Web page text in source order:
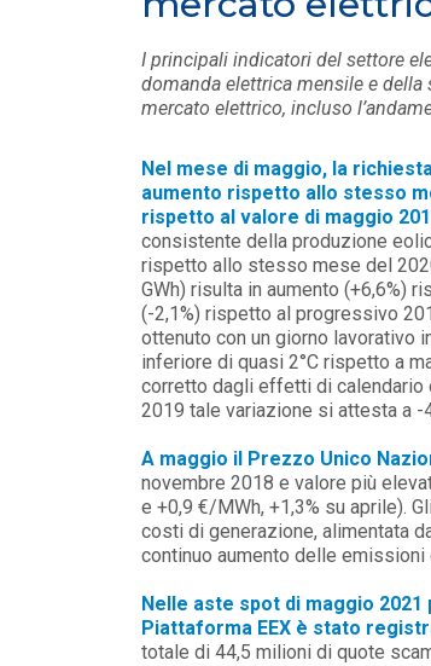
I principali indicatori del settore
domanda elettrica mensile e
mercato elettrico, incluso
Nel mese di maggio, la
aumento rispetto allo stesso
rispetto al valore di maggio
consistente della produzione
rispetto allo stesso mese del
GWh) risulta in aumento (+6,6%)
(-2,1%) rispetto al progressivo
ottenuto con un giorno lavorativo
inferiore di quasi 2°C rispetto a
corretto dagli effetti di calendario
2019 tale variazione si attesta a -
A maggio il Prezzo Unico
novembre 2018 e valore più
e +0,9 €/MWh, +1,3% su aprile).
costi di generazione, alimentata
continuo aumento delle emissioni
Nelle aste spot di maggio
Piattaforma EEX è stato
totale di 44,5 milioni di quote
PUBBLICAZIONI/ 25-06-
Le batterie dei veicoli
per sostenere l’accesso
LEGGI DI PIÙ
PUBBLICAZIONI/ 18-06-
Le congestioni di rete
l’evoluzione del market
LEGGI DI PIÙ